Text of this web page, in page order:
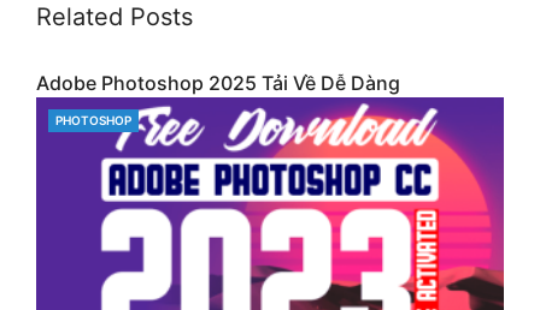
Related Posts
Adobe Photoshop 2025 Tải Về Dễ Dàng
CATEGORIES
PHOTOSHOP